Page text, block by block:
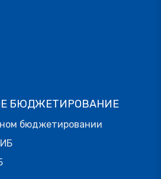
БЮДЖЕТИРОВАНИЕ
бюджетировании